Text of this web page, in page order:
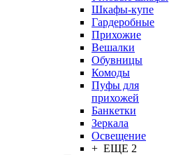
Шкафы-купе
Гардеробные
Прихожие
Вешалки
Обувницы
Комоды
Пуфы для
прихожей
Банкетки
Зеркала
Освещение
+ ЕЩЕ 2